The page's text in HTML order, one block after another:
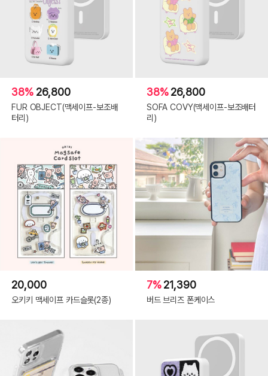
38% 26,800
FUR OBJECT(맥세이프-보조배
터리)
38%26,800
SOFA COVY(맥세이프-보조배터
리)
20,000
오키키 맥세이프 카드슬롯(2종)
7%21,390
버드 브리즈 폰케이스